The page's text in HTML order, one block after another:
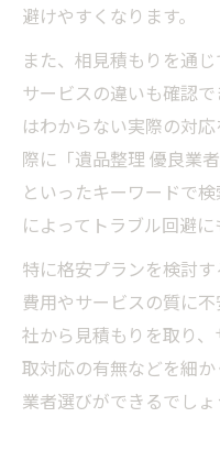
避けやすくなります。
また、相見積もりを通
サービスの違いも確認
はわからない実際の対
際に「遺品整理 優良業
といったキーワードで
によってトラブル回避に
特に格安プランを検討
費用やサービスの質に
社から見積もりを取り
取対応の有無などを細
業者選びができるでしょ